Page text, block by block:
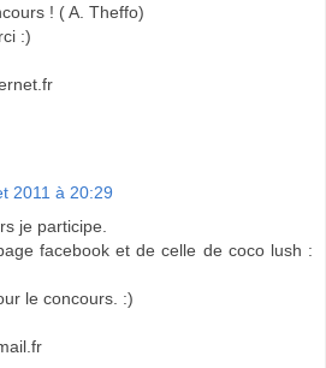
! ( A. Theffo)
:)
2011 à 20:29
je participe.
facebook et de celle de coco lush :
le concours. :)